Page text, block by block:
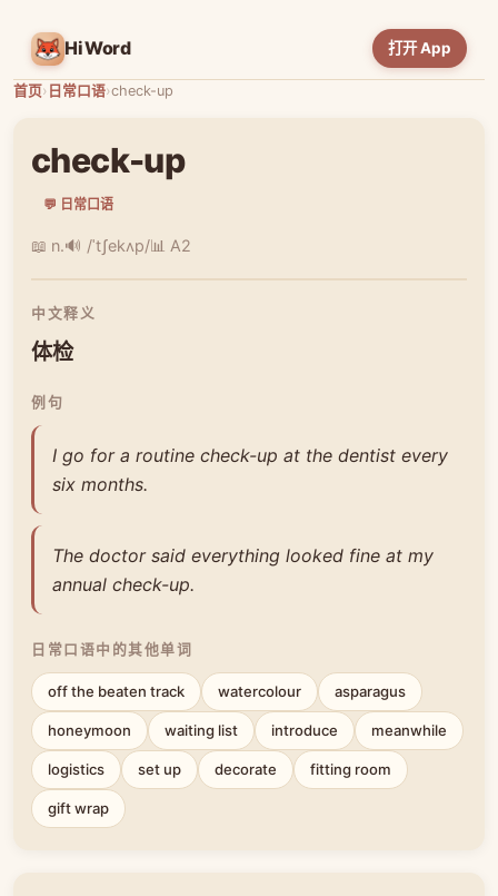
HiWord 打开 App
首页› 日常口语›check-up
check-up
💬 日常口语
📖 n.🔊 /ˈtʃekʌp/📊 A2
中文释义
体检
例句
I go for a routine check-up at the dentist every
six months.
The doctor said everything looked fine at my
annual check-up.
日常口语中的其他单词
off the beaten track watercolour asparagus
honeymoon waiting list introduce meanwhile
logistics set up decorate fitting room
gift wrap